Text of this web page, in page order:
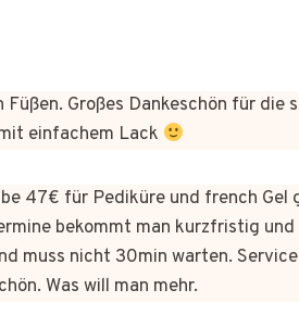
Großes Dankeschön für die
einfachem Lack
47€ für Pediküre und french
bekommt man kurzfristig
muss nicht 30min warten.
Was will man mehr.